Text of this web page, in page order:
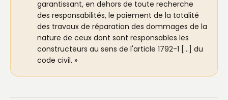
garantissant, en dehors de toute recherche
des responsabilités, le paiement de la totalité
des travaux de réparation des dommages de la
nature de ceux dont sont responsables les
constructeurs au sens de l'article 1792-1 […] du
code civil. »